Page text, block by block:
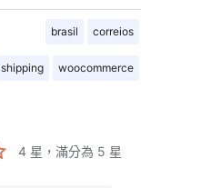
brasil correios
shipping woocommerce
4 星，滿分為 5 星